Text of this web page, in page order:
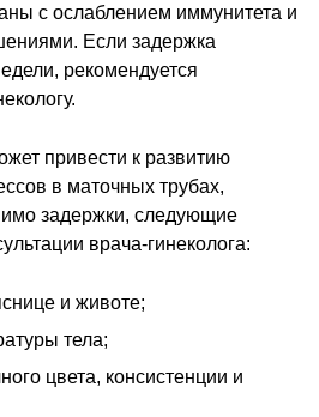
с ослаблением иммунитета и
Если задержка
рекомендуется
привести к развитию
в маточных трубах,
задержки, следующие
врача-гинеколога:
и животе;
тела;
цвета, консистенции и